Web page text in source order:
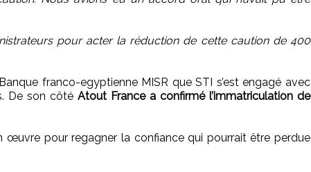
pour acter la réduction de cette caution de 400
franco-egyptienne MISR que STI s’est engagé avec
De son côté Atout France a confirmé l’immatriculation de
pour regagner la confiance qui pourrait être perdue